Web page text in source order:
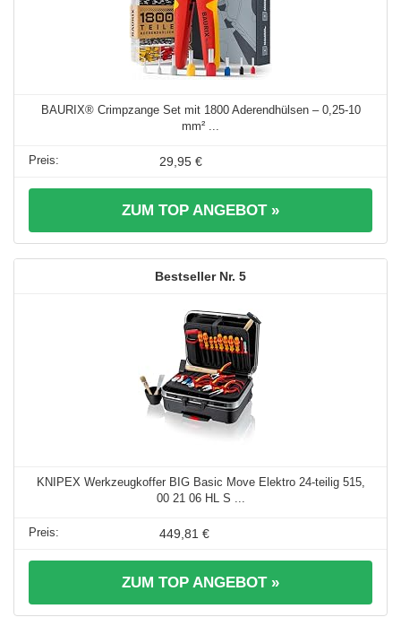
BAURIX® Crimpzange Set mit 1800 Aderendhülsen – 0,25-10
mm² ...
29,95 €
ZUM TOP ANGEBOT »
5
KNIPEX Werkzeugkoffer BIG Basic Move Elektro 24-teilig 515,
00 21 06 HL S ...
449,81 €
ZUM TOP ANGEBOT »